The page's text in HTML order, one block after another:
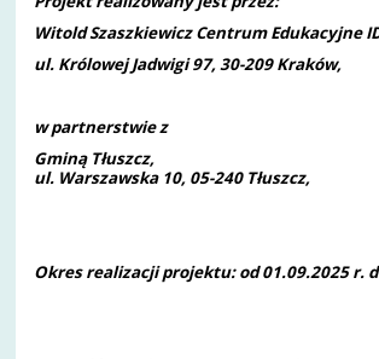
Witold Szaszkiewicz Centrum Edukacyjne
ul. Królowej Jadwigi 97, 30-209 Kraków,
w partnerstwie z
Gminą Tłuszcz,
ul. Warszawska 10, 05-240 Tłuszcz,
Okres realizacji projektu: od 01.09.2025 r.